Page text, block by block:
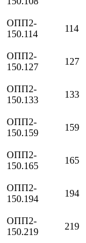
ОПП2-
150.114
114
ОПП2-
150.127
127
ОПП2-
150.133
133
ОПП2-
150.159
159
ОПП2-
150.165
165
ОПП2-
150.194
194
ОПП2-
150.219
219